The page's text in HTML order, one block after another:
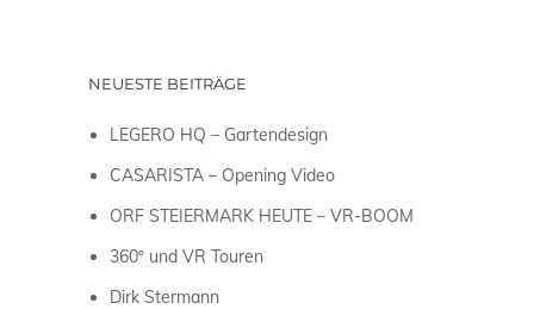
NEUESTE BEITRÄGE
LEGERO HQ – Gartendesign
CASARISTA – Opening Video
ORF STEIERMARK HEUTE – VR-BOOM
360º und VR Touren
Dirk Stermann